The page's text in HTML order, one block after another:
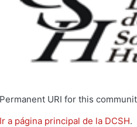
Permanent URI for this
Ir a página principal de la DCSH.